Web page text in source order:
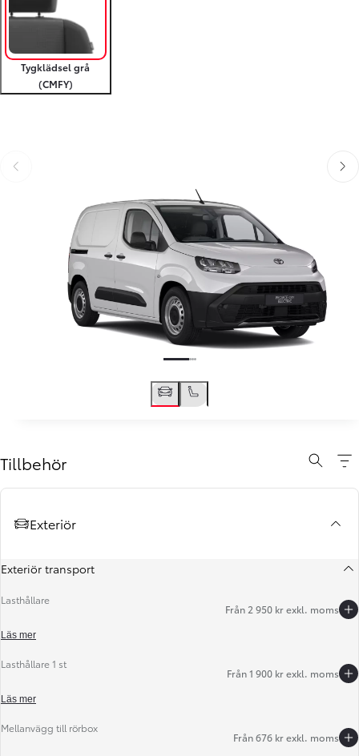
Tygklädsel grå
(CMFY)
Föregående
Tillbehör
Exteriör
Exteriör transport
Lasthållare
Från 2 950 kr exkl. moms
Läs mer
Lasthållare 1 st
Från 1 900 kr exkl. moms
Läs mer
Mellanvägg till rörbox
Från 676 kr exkl. moms